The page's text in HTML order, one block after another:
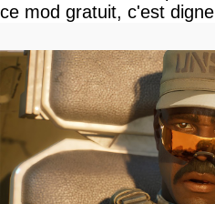
ce mod gratuit, c'est